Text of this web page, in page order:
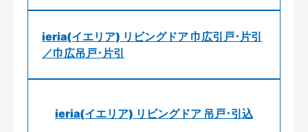
ieria(イエリア) リビングドア 巾広引戸･片引
／巾広吊戸･片引
ieria(イエリア) リビングドア 吊戸･引込